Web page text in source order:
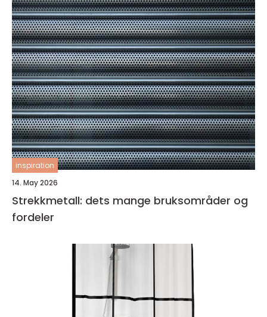
inspiration
14. May 2026
Strekkmetall: dets mange bruksområder og
fordeler